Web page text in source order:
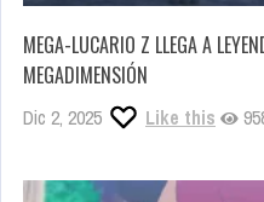
MEGA-LUCARIO Z LLEGA A
MEGADIMENSIÓN
Dic 2, 2025 Like this